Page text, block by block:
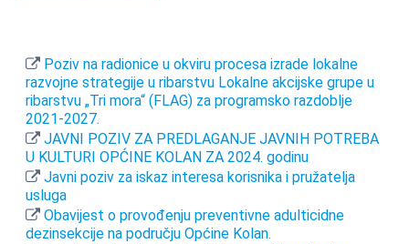
Poziv na radionice u okviru procesa izrade lokalne
razvojne strategije u ribarstvu Lokalne akcijske grupe u
ribarstvu „Tri mora“ (FLAG) za programsko razdoblje
2021-2027.
JAVNI POZIV ZA PREDLAGANJE JAVNIH POTREBA
U KULTURI OPĆINE KOLAN ZA 2024. godinu
Javni poziv za iskaz interesa korisnika i pružatelja
usluga
Obavijest o provođenju preventivne adulticidne
dezinsekcije na području Općine Kolan.